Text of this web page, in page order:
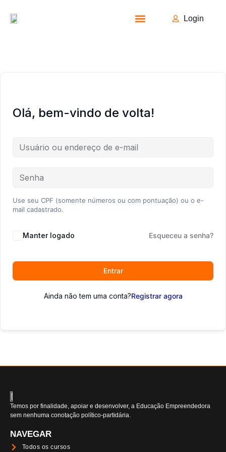
Login
Olá, bem-vindo de volta!
Use seu CPF (somente números ou com pontuação) ou o e-
mail cadastrado.
Manter logado Esqueceu a senha?
Entrar
Ainda não tem uma conta?Registrar agora
Temos por finalidade, apoiar e desenvolver, a Educação Empreendedora
sem nenhuma conotação político-partidária.
NAVEGAR
Todos os cursos